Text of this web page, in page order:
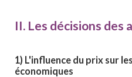
II. Les décisions des
1) L'influence du prix sur
économiques